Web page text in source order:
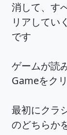
消して、す
リアしてい
です
ゲームが読
Gameをク
最初にクラ
のどちらか